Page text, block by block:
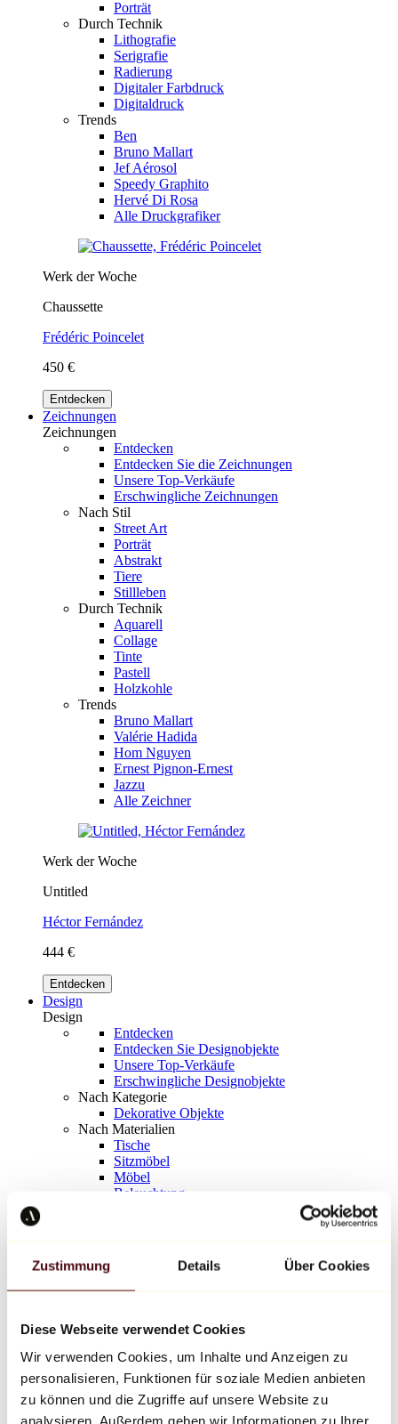
Zustimmung Details Über Cookies
Diese Webseite verwendet Cookies
Wir verwenden Cookies, um Inhalte und Anzeigen zu
personalisieren, Funktionen für soziale Medien anbieten
zu können und die Zugriffe auf unsere Website zu
analysieren. Außerdem geben wir Informationen zu Ihrer
Porträt
Durch Technik
Lithografie
Serigrafie
Radierung
Digitaler Farbdruck
Digitaldruck
Trends
Ben
Bruno Mallart
Jef Aérosol
Speedy Graphito
Hervé Di Rosa
Alle Druckgrafiker
Werk der Woche
Chaussette
Frédéric Poincelet
450 €
Entdecken
Zeichnungen
Zeichnungen
Entdecken
Entdecken Sie die Zeichnungen
Unsere Top-Verkäufe
Erschwingliche Zeichnungen
Nach Stil
Street Art
Porträt
Abstrakt
Tiere
Stillleben
Durch Technik
Aquarell
Collage
Tinte
Pastell
Holzkohle
Trends
Bruno Mallart
Valérie Hadida
Hom Nguyen
Ernest Pignon-Ernest
Jazzu
Alle Zeichner
Werk der Woche
Untitled
Héctor Fernández
444 €
Entdecken
Design
Design
Entdecken
Entdecken Sie Designobjekte
Unsere Top-Verkäufe
Erschwingliche Designobjekte
Nach Kategorie
Dekorative Objekte
Nach Materialien
Tische
Sitzmöbel
Möbel
Beleuchtung
Richard Orlinski
Keith Haring
Jeff Koons
Jean-Michel Basquiat
Alle Designer
Werk der Woche